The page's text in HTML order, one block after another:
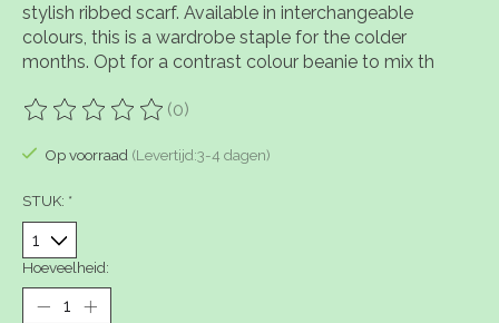
stylish ribbed scarf. Available in interchangeable
colours, this is a wardrobe staple for the colder
months. Opt for a contrast colour beanie to mix th
De beoordeling van dit product is
(0)
Op voorraad (Levertijd:3-4 dagen)
STUK: *
Hoeveelheid: